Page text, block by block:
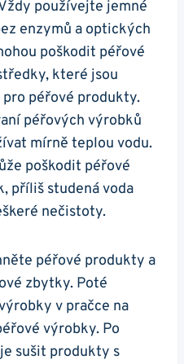
používejte jemné
enzymů a optických
poškodit péřové
které jsou
péřové produkty.
péřových výrobků
mírně teplou vodu.
poškodit péřové
příliš studená voda
nečistoty.
péřové produkty a
zbytky. Poté
v pračce na
výrobky. Po
sušit produkty s